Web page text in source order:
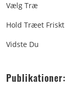
Vælg Træ
Hold Træet Friskt
Vidste Du
Publikationer: